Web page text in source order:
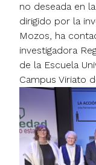
no deseada en
dirigido por la
Mozos, ha
investigadora
de la Escuela
Campus Viriato